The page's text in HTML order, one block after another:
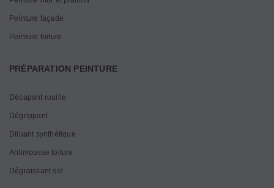
Peinture façade
Peinture toiture
PRÉPARATION PEINTURE
Décapant rouille
Dégrippant
Diluant synthétique
Antimousse toiture
Dégraissant sol